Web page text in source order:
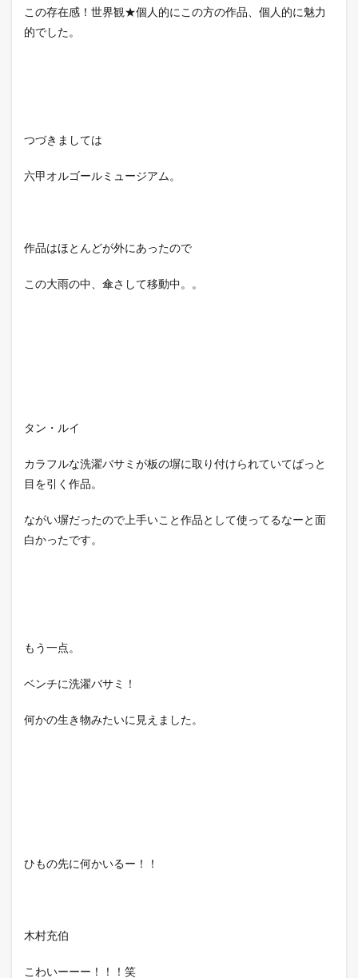
この存在感！世界観★個人的にこの方の作品、個人的に魅力
的でした。
つづきましては
六甲オルゴールミュージアム。
作品はほとんどが外にあったので
この大雨の中、傘さして移動中。。
タン・ルイ
カラフルな洗濯バサミが板の塀に取り付けられていてぱっと
目を引く作品。
ながい塀だったので上手いこと作品として使ってるなーと面
白かったです。
もう一点。
ベンチに洗濯バサミ！
何かの生き物みたいに見えました。
ひもの先に何かいるー！！
木村充伯
こわいーーー！！！笑